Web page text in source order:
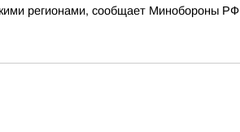
регионами, сообщает Минобороны РФ